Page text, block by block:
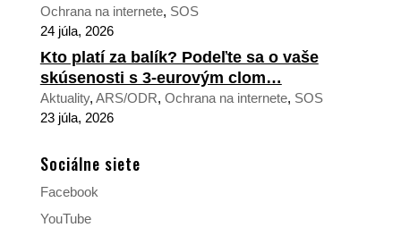
Ochrana na internete, SOS
24 júla, 2026
Kto platí za balík? Podeľte sa o vaše
skúsenosti s 3-eurovým clom…
Aktuality, ARS/ODR, Ochrana na internete, SOS
23 júla, 2026
Sociálne siete
Facebook
YouTube